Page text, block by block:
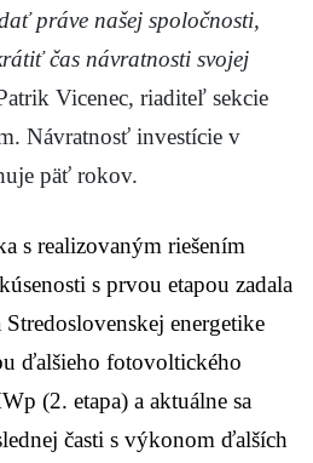
práve našej spoločnosti,
čas návratnosti svojej
Vicenec, riaditeľ sekcie
Návratnosť investície v
päť rokov.
s realizovaným riešením
s prvou etapou zadala
energetike
ďalšieho fotovoltického
(2. etapa) a aktuálne sa
časti s výkonom ďalších